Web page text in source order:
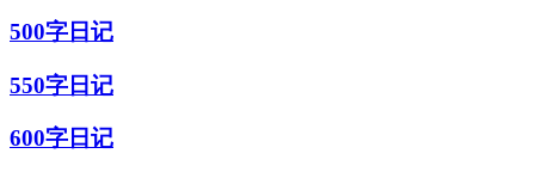
500字日记
550字日记
600字日记